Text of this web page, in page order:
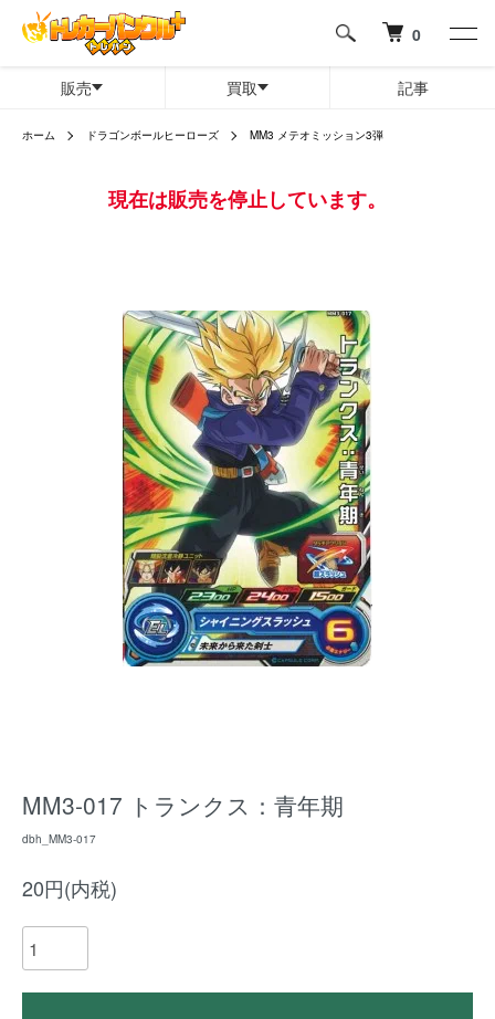
0
販売 買取 記事
ホーム ドラゴンボールヒーローズ MM3 メテオミッション3弾
現在は販売を停止しています。
MM3-017 トランクス：青年期
dbh_MM3-017
20円(内税)